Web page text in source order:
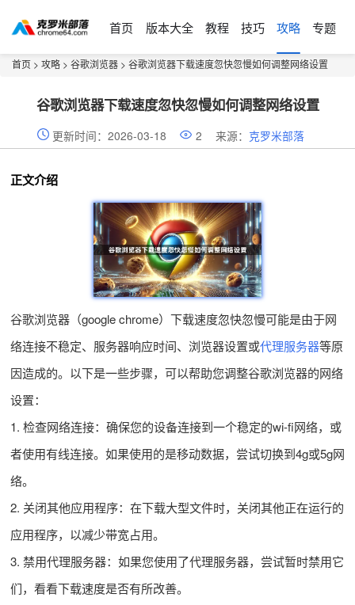
首页 版本大全 教程 技巧 攻略 专题
首页 > 攻略 > 谷歌浏览器 > 谷歌浏览器下载速度忽快忽慢如何调整网络设置
谷歌浏览器下载速度忽快忽慢如何调整网络设置
更新时间：2026-03-18 2 来源： 克罗米部落
正文介绍
谷歌浏览器（google chrome）下载速度忽快忽慢可能是由于网
络连接不稳定、服务器响应时间、浏览器设置或代理服务器等原
因造成的。以下是一些步骤，可以帮助您调整谷歌浏览器的网络
设置：
1. 检查网络连接：确保您的设备连接到一个稳定的wi-fi网络，或
者使用有线连接。如果使用的是移动数据，尝试切换到4g或5g网
络。
2. 关闭其他应用程序：在下载大型文件时，关闭其他正在运行的
应用程序，以减少带宽占用。
3. 禁用代理服务器：如果您使用了代理服务器，尝试暂时禁用它
们，看看下载速度是否有所改善。